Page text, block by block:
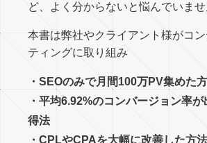
ど、よく分からないと悩んでいませ
本書は弊社やクライアント様がコ
ティングに取り組み
・SEOのみで月間100万PV集めた
・平均6.92%のコンバージョン率
得法
・CPLやCPAを大幅に改善した方